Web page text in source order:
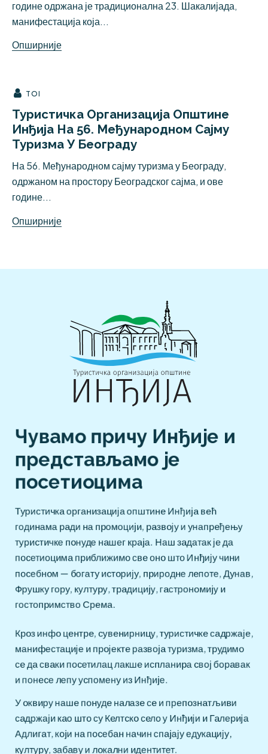
године одржана је традиционална 23. Шакалијада,
манифестација која...
Опширније
TOI
Туристичка Организација Општине
Инђија На 56. Међународном Сајму
Туризма У Београду
На 56. Међународном сајму туризма у Београду,
одржаном на простору Београдског сајма, и ове
године...
Опширније
Чувамо причу Инђије и
представљамо је
посетиоцима
Туристичка организација општине Инђија већ
годинама ради на промоцији, развоју и унапређењу
туристичке понуде нашег краја. Наш задатак је да
посетиоцима приближимо све оно што Инђију чини
посебном — богату историју, природне лепоте, Дунав,
Фрушку гору, културу, традицију, гастрономију и
гостопримство Срема.
Кроз инфо центре, сувенирницу, туристичке садржаје,
манифестације и пројекте развоја туризма, трудимо
се да сваки посетилац лакше испланира свој боравак
и понесе лепу успомену из Инђије.
У оквиру наше понуде налазе се и препознатљиви
садржаји као што су Келтско село у Инђији и Галерија
Адлигат, који на посебан начин спајају едукацију,
културу, забаву и локални идентитет.